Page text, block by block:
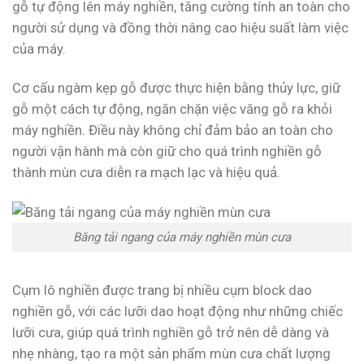
gỗ tự động lên máy nghiền, tăng cường tính an toàn cho
người sử dụng và đồng thời nâng cao hiệu suất làm việc
của máy.
Cơ cấu ngàm kẹp gỗ được thực hiện bằng thủy lực, giữ
gỗ một cách tự động, ngăn chặn việc văng gỗ ra khỏi
máy nghiền. Điều này không chỉ đảm bảo an toàn cho
người vận hành mà còn giữ cho quá trình nghiền gỗ
thành mùn cưa diễn ra mạch lạc và hiệu quả.
Băng tải ngang của máy nghiền mùn cưa
Cụm lô nghiền được trang bị nhiều cụm block dao
nghiền gỗ, với các lưỡi dao hoạt động như những chiếc
lưỡi cưa, giúp quá trình nghiền gỗ trở nên dễ dàng và
nhẹ nhàng, tạo ra một sản phẩm mùn cưa chất lượng